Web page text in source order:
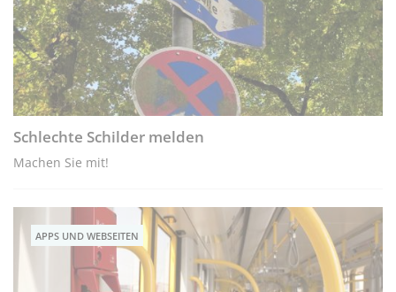
Schlechte Schilder melden
Machen Sie mit!
APPS UND WEBSEITEN